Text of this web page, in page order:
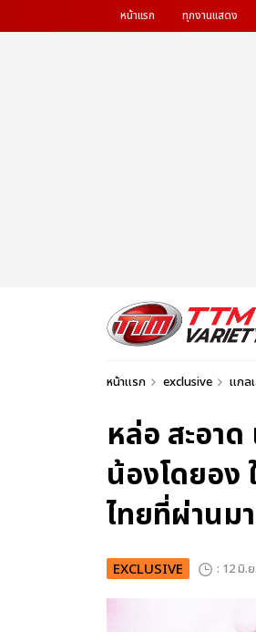
หน้าแรก ทุกงานแสดง
หน้าแรก exclusive แกล
หล่อ สะอา
น้องโดยอง
ไทยที่ผ่านม
EXCLUSIVE : 12 มิ.